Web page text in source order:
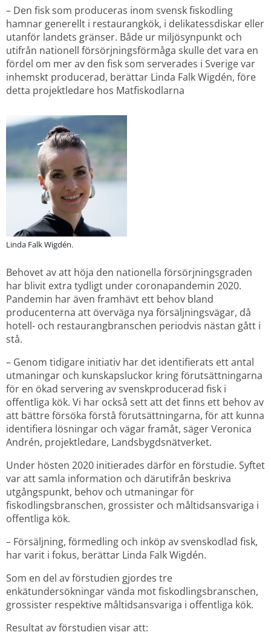
– Den fisk som produceras inom svensk fiskodling
hamnar generellt i restaurangkök, i delikatessdiskar eller
utanför landets gränser. Både ur miljösynpunkt och
utifrån nationell försörjningsförmåga skulle det vara en
fördel om mer av den fisk som serverades i Sverige var
inhemskt producerad, berättar Linda Falk Wigdén, före
detta projektledare hos Matfiskodlarna
Linda Falk Wigdén.
Behovet av att höja den nationella försörjningsgraden
har blivit extra tydligt under coronapandemin 2020.
Pandemin har även framhävt ett behov bland
producenterna att överväga nya försäljningsvägar, då
hotell- och restaurangbranschen periodvis nästan gått i
stå.
– Genom tidigare initiativ har det identifierats ett antal
utmaningar och kunskapsluckor kring förutsättningarna
för en ökad servering av svenskproducerad fisk i
offentliga kök. Vi har också sett att det finns ett behov av
att bättre försöka förstå förutsättningarna, för att kunna
identifiera lösningar och vägar framåt, säger Veronica
Andrén, projektledare, Landsbygdsnätverket.
Under hösten 2020 initierades därför en förstudie. Syftet
var att samla information och därutifrån beskriva
utgångspunkt, behov och utmaningar för
fiskodlingsbranschen, grossister och måltidsansvariga i
offentliga kök.
– Försäljning, förmedling och inköp av svenskodlad fisk,
har varit i fokus, berättar Linda Falk Wigdén.
Som en del av förstudien gjordes tre
enkätundersökningar vända mot fiskodlingsbranschen,
grossister respektive måltidsansvariga i offentliga kök.
Resultat av förstudien visar att: